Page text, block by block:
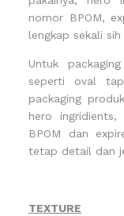
nomor BPOM,
lengkap sekali
Untuk
seperti oval
packaging
hero
BPOM dan
tetap detail dan
TEXTURE